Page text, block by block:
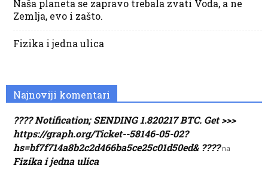
Naša planeta se zapravo trebala zvati Voda, a ne
Zemlja, evo i zašto.
Fizika i jedna ulica
Najnoviji komentari
???? Notification; SENDING 1.820217 BTC. Get >>>
https://graph.org/Ticket--58146-05-02?
hs=bf7f714a8b2c2d466ba5ce25c01d50ed& ????na
Fizika i jedna ulica